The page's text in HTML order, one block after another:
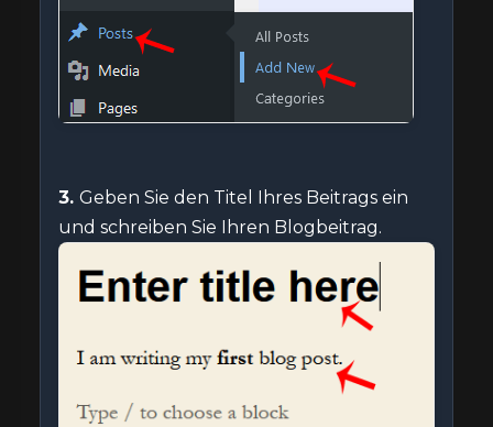
3. Geben Sie den Titel Ihres Beitrags ein
und schreiben Sie Ihren Blogbeitrag.